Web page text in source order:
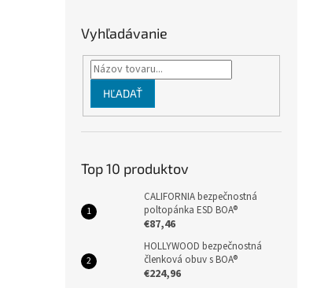
Vyhľadávanie
HĽADAŤ
Top 10 produktov
CALIFORNIA bezpečnostná
poltopánka ESD BOA®
€87,46
HOLLYWOOD bezpečnostná
členková obuv s BOA®
€224,96